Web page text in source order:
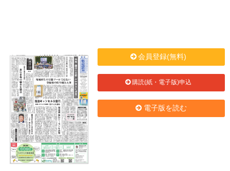
会員登録(無料)
購読(紙・電子版)申込
電子版を読む